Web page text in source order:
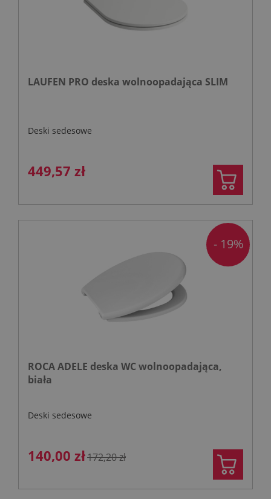
LAUFEN PRO deska wolnoopadająca SLIM
Deski sedesowe
449,57 zł
ROCA ADELE deska WC wolnoopadająca,
biała
Deski sedesowe
140,00 zł172,20 zł
- 19%